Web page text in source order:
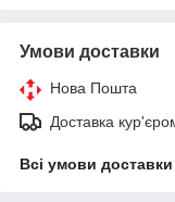
Умови доставки
Нова Пошта
Доставка
Всі умови доставки